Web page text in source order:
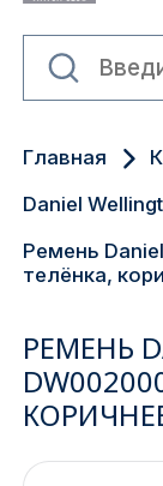
Ижевск
Главная
Daniel
Ремень
телёнка,
РЕМЕНЬ